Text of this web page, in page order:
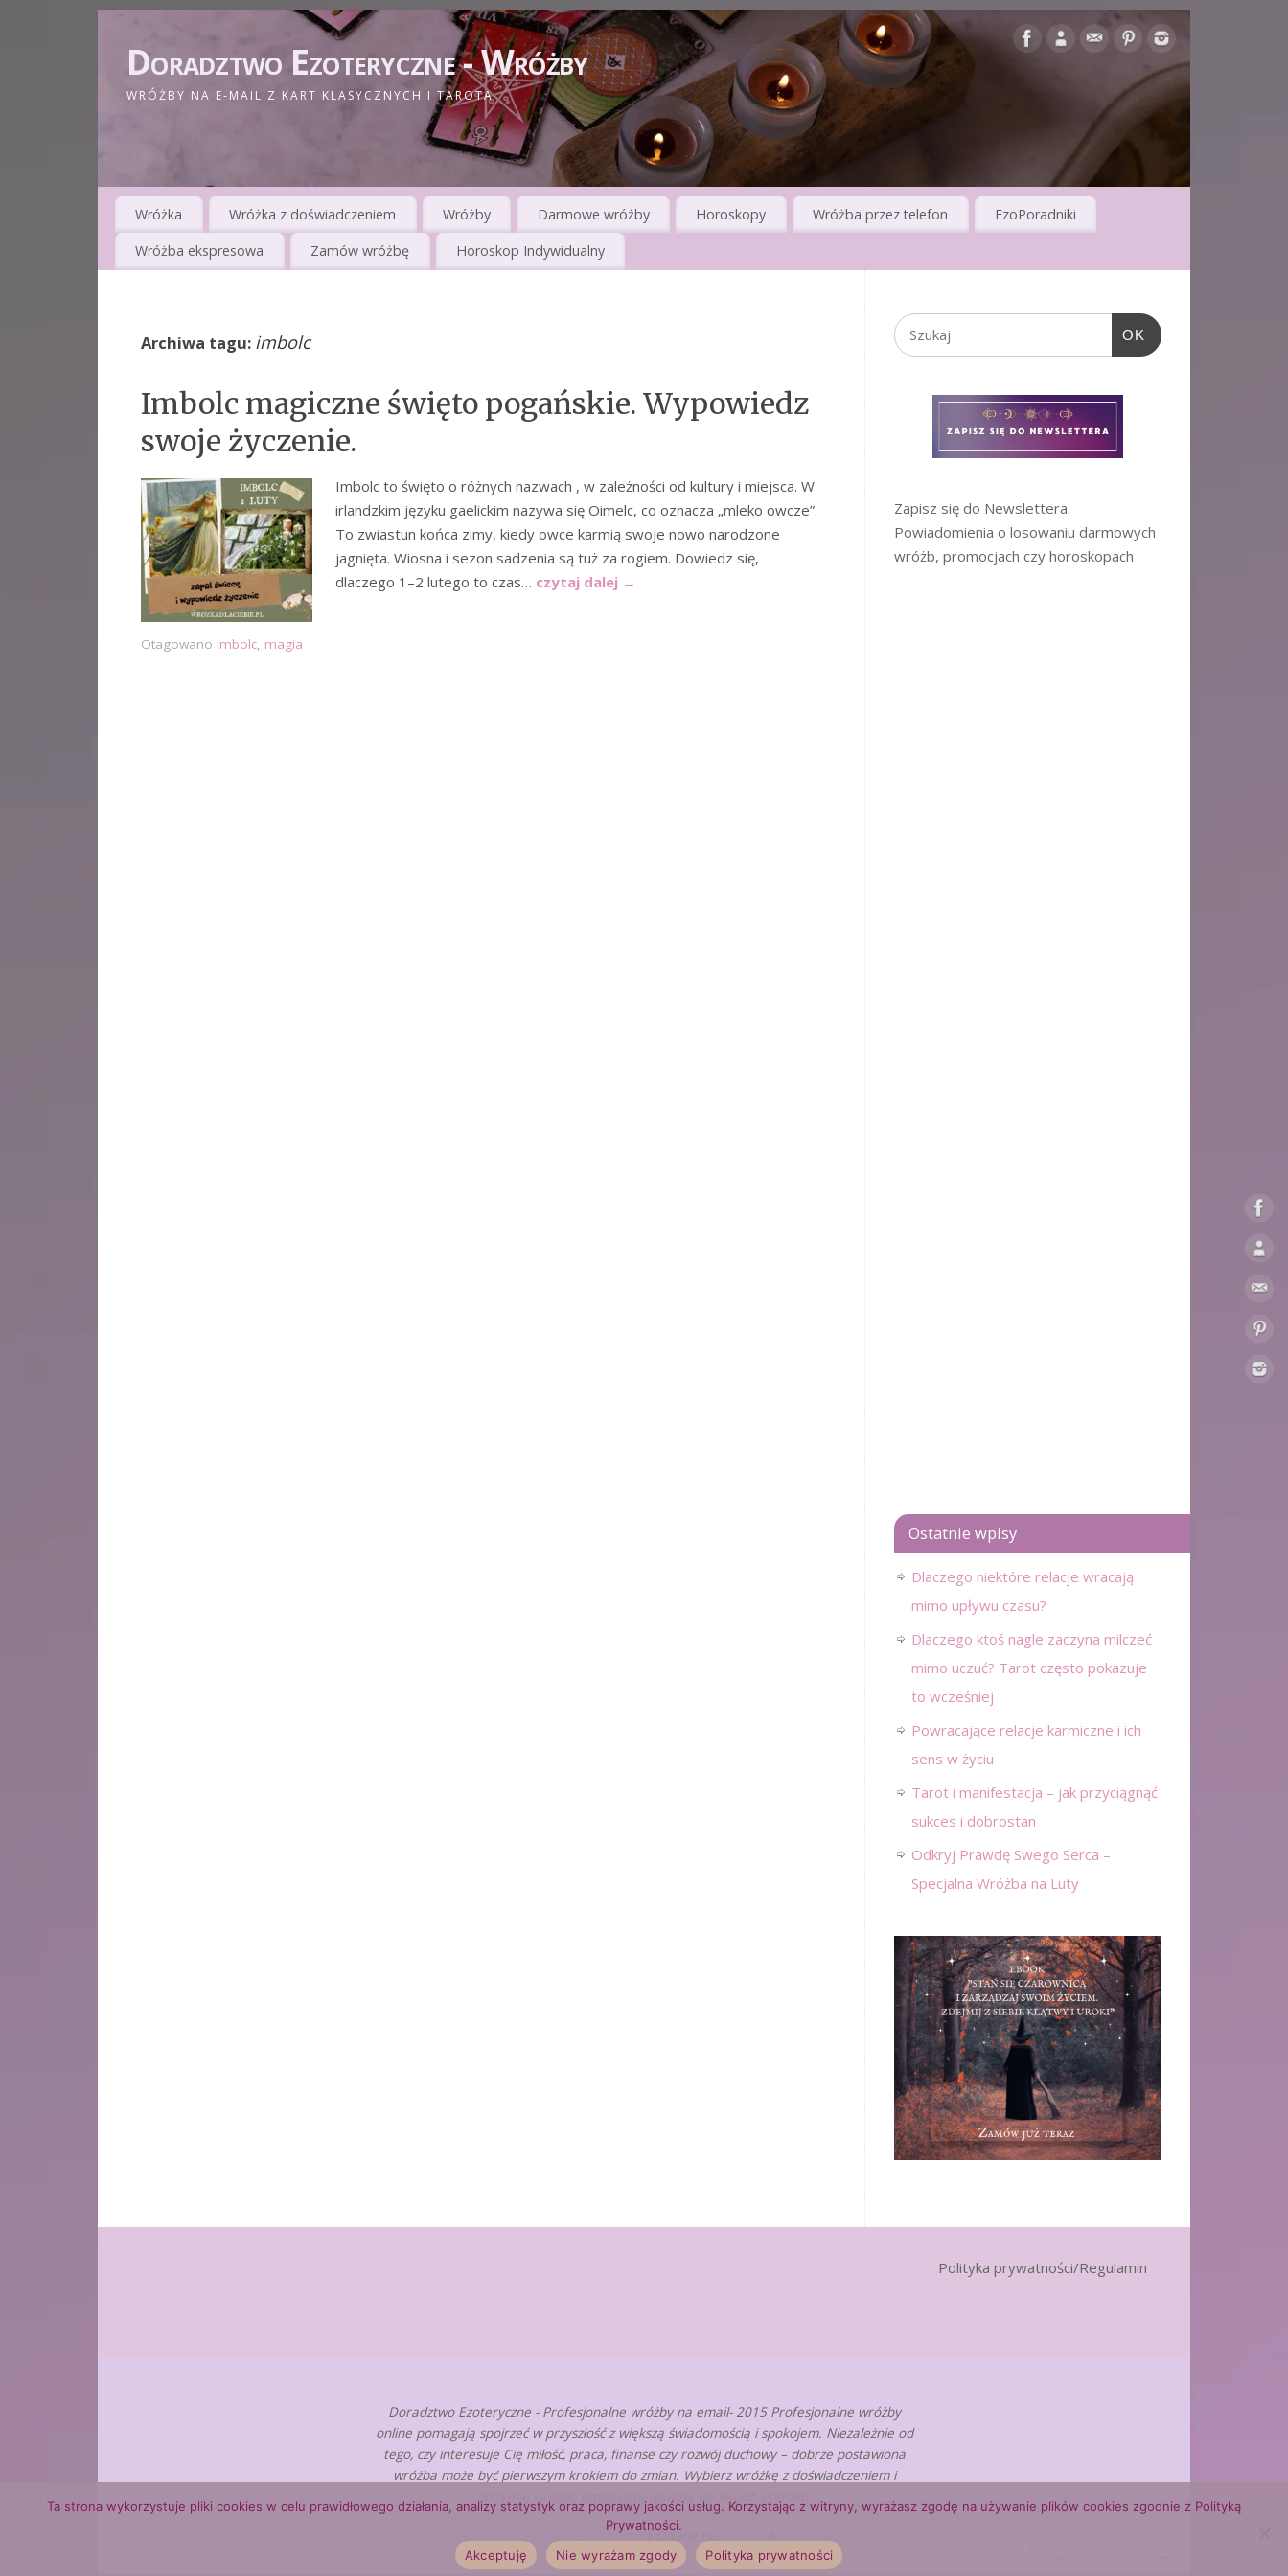
Doradztwo Ezoteryczne - Wróżby
WRÓŻBY NA E-MAIL Z KART KLASYCZNYCH I TAROTA
Wróżka Wróżka z doświadczeniem Wróżby Darmowe wróżby Horoskopy Wróżba przez telefon EzoPoradniki
Wróżba ekspresowa Zamów wróżbę Horoskop Indywidualny
Archiwa tagu: imbolc
Imbolc magiczne święto pogańskie. Wypowiedz
swoje życzenie.
Imbolc to święto o różnych nazwach , w zależności od kultury i miejsca. W
irlandzkim języku gaelickim nazywa się Oimelc, co oznacza „mleko owcze”.
To zwiastun końca zimy, kiedy owce karmią swoje nowo narodzone
jagnięta. Wiosna i sezon sadzenia są tuż za rogiem. Dowiedz się,
dlaczego 1–2 lutego to czas… czytaj dalej →
Otagowano imbolc magia
OK
Zapisz się do Newslettera.
Powiadomienia o losowaniu darmowych
wróżb, promocjach czy horoskopach
Ostatnie wpisy
Dlaczego niektóre relacje wracają
mimo upływu czasu?
Dlaczego ktoś nagle zaczyna milczeć
mimo uczuć? Tarot często pokazuje
to wcześniej
Powracające relacje karmiczne i ich
sens w życiu
Tarot i manifestacja – jak przyciągnąć
sukces i dobrostan
Odkryj Prawdę Swego Serca –
Specjalna Wróżba na Luty
Polityka prywatności/Regulamin
Doradztwo Ezoteryczne - Profesjonalne wróżby na email- 2015 Profesjonalne wróżby
online pomagają spojrzeć w przyszłość z większą świadomością i spokojem. Niezależnie od
tego, czy interesuje Cię miłość, praca, finanse czy rozwój duchowy – dobrze postawiona
wróżba może być pierwszym krokiem do zmian. Wybierz wróżkę z doświadczeniem i
otrzymaj wróżbę email dopasowaną do Twoich potrzeb.
Doradztwo Ezoteryczne – Wróżby| Oparte na
Ta strona wykorzystuje pliki cookies w celu prawidłowego działania, analizy statystyk oraz poprawy jakości usług. Korzystając z witryny, wyrażasz zgodę na używanie plików cookies zgodnie z Polityką
Prywatności.
Akceptuję
Nie wyrażam zgody Polityka prywatności